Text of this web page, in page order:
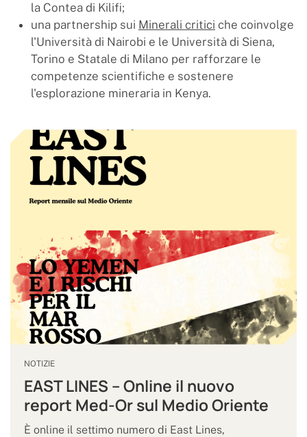
la Contea di Kilifi;
una partnership sui Minerali critici che coinvolge
l'Università di Nairobi e le Università di Siena,
Torino e Statale di Milano per rafforzare le
competenze scientifiche e sostenere
l'esplorazione mineraria in Kenya.
NOTIZIE
EAST LINES – Online il nuovo
report Med-Or sul Medio Oriente
È online il settimo numero di East Lines,